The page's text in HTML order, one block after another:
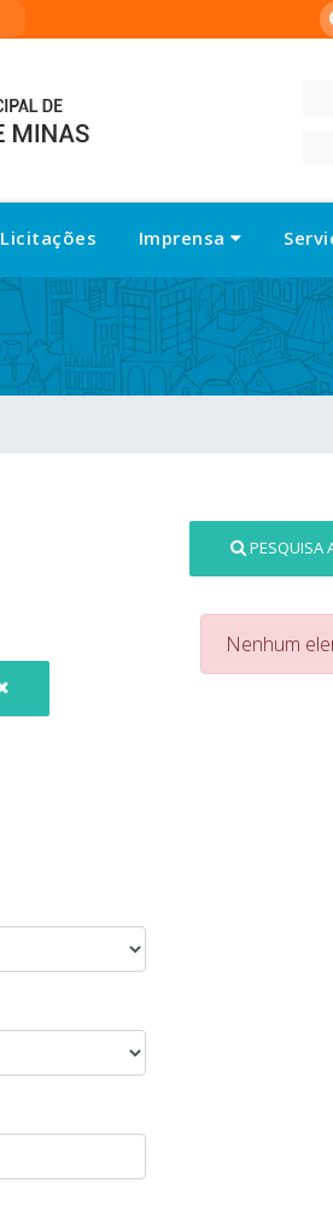
Licitações Imprensa
PESQUISA
Nenhum